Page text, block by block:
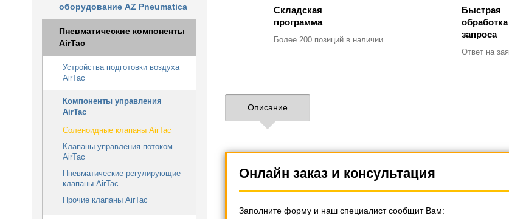
оборудование AZ Pneumatica
Пневматические компоненты
AirTac
Устройства подготовки воздуха
AirTac
Компоненты управления
AirTac
Соленоидные клапаны AirTac
Клапаны управления потоком
AirTac
Пневматические регулирующие
клапаны AirTac
Прочие клапаны AirTac
Складская
программа
Более 200 позицийв наличии
Быстрая
обработка
запроса
Ответ на
Описание
Онлайн заказ и консультация
Заполните форму и наш специалист сообщит Вам: